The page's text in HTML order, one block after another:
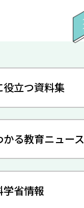
役立つ資料集
かる教育ニュース
学省情報